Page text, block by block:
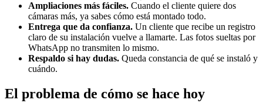
Ampliaciones más fáciles. Cuando el cliente quiere dos
cámaras más, ya sabes cómo está montado todo.
Entrega que da confianza. Un cliente que recibe un registro
claro de su instalación vuelve a llamarte. Las fotos sueltas por
WhatsApp no transmiten lo mismo.
Respaldo si hay dudas. Queda constancia de qué se instaló y
cuándo.
El problema de cómo se hace hoy